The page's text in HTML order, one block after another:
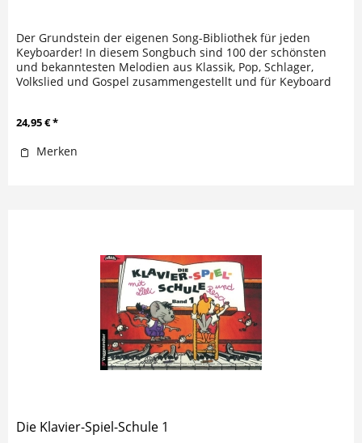
Der Grundstein der eigenen Song-Bibliothek für jeden
Keyboarder! In diesem Songbuch sind 100 der schönsten
und bekanntesten Melodien aus Klassik, Pop, Schlager,
Volkslied und Gospel zusammengestellt und für Keyboard
24,95 € *
Merken
Die Klavier-Spiel-Schule 1